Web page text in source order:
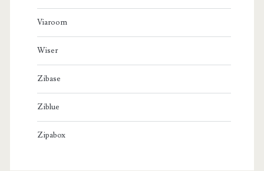
Viaroom
Wiser
Zibase
Ziblue
Zipabox